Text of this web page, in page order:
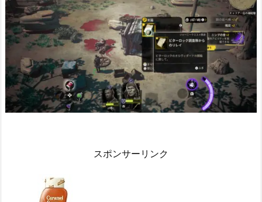
スポンサーリンク